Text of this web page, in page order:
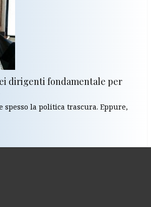
dirigenti fondamentale per
spesso la politica trascura. Eppure,